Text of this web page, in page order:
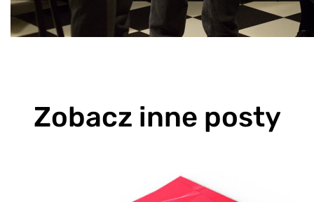
Zobacz inne posty